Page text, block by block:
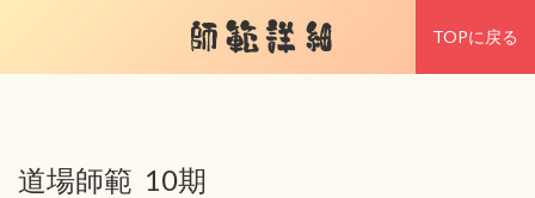
師範詳細 TOPに戻る
道場師範 10期